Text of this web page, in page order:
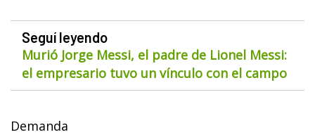
Seguí leyendo
Murió Jorge Messi, el padre de Lionel Messi:
el empresario tuvo un vínculo con el campo
Demanda